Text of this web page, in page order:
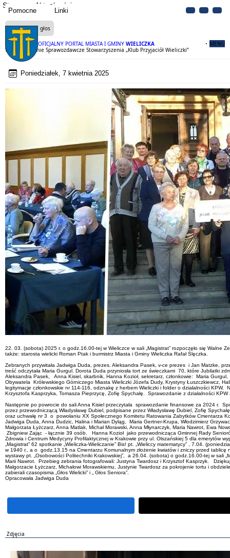
Pomocne Linki
OFICJALNY PORTAL MIASTA I GMINY WIELICZKA MENU
Strona Aktualności
Czytaj na głos
Walne Zebranie Sprawozdawcze Stowarzyszenia „Klub Przyjaciół Wieliczki”
Poniedziałek, 7 kwietnia 2025
22. 03. (sobota) 2025 r. o godz.16.00-tej w Wieliczce w sali „Magistrat” rozpoczęło się Walne
także: starosta wielicki Roman Ptak i burmistrz Miasta i Gminy Wieliczka Rafał Ślęczka.
Zebranych przywitała Jadwiga Duda, prezes. Aleksandra Pasek, v-ce prezes i Jan Matzke,
treść odczytała Maria Gurgul. Dorota Duda przyniosła tort ze świeczkami 70, które Jubilatki
Aleksandra Pasek, Anna Kisiel, skarbnik, Hanna Kozioł, sekretarz, członkowie: Maria
Obywatela Królewskiego Górniczego Miasta Wieliczki Józefa Dudy, Krystyny Łuszczkiewcz,
legitymacje członkowskie nr 114-116, odznakę z herbem Wieliczki i folder o działalności
Krzysztofa Kasprzyka, Tomasza Pieprzycę, Zofię Spychałę. Sprawozdanie z działalności
Następnie po powrocie do sali Anna Kisiel przeczytała sprawozdanie finansowe za 2024 r.
przez przewodniczącą Władysławę Dubiel, podpisane przez Władysławę Dubiel, Zofię
oraz uchwałę nr 3 o powołaniu XX Społecznego Komitetu Ratowania Zabytków Cmentarza
Jadwiga Duda, Anna Dudzic, Halina i Marian Dyląg, Maria Gertner-Krupa, Włodzimierz
Małgorzata Łyżczarz, Anna Matlak, Michał Morawski, Anna Młynarczyk, Maria Nawrot, Ewa
Zbigniew Zając - łącznie 39 osób. Hanna Kozioł jako przewodnicząca Gminnej Rady
Zdrowia i Centrum Medycyny Profilaktycznej w Krakowie przy ul. Olszańskiej 5 dla emerytów
„Magistrat” 62 spotkanie „Wieliczka-Wieliczanie” Bis! pt. „Wieliccy matematycy” , 7.04.
w 1940 r., a o godz.13.15 na Cmentarzu Komunalnym złożenie kwiatów i zniczy przed
wystawy pt. „Osobowości Politechniki Krakowskiej”, a 26.04. (sobota) o godz.16.00-tej w sali
Marii Nawrot. Przebieg zebrania fotografowali: Justyna Twardosz i Krzysztof Kasprzyk.
Małgorzacie Łyżczarz, Michałowi Morawskiemu, Justynie Twardosz za pokrojenie tortu i
zabierali czasopisma „Głos Wielicki” i „ Głos Seniora”.
Opracowała Jadwiga Duda
Zdjęcia